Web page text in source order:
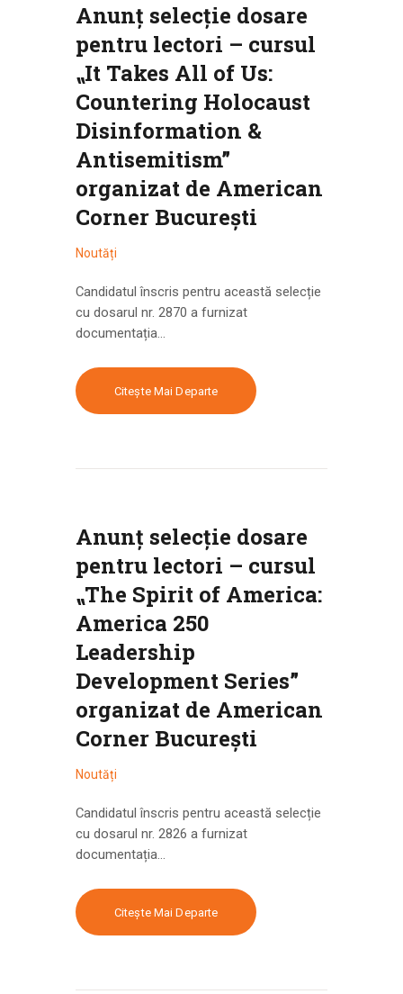
Anunț selecție dosare
pentru lectori – cursul
⹂It Takes All of Us:
Countering Holocaust
Disinformation &
Antisemitism”
organizat de American
Corner București
Noutăți
Candidatul înscris pentru această selecție
cu dosarul nr. 2870 a furnizat
documentația…
Citește Mai Departe
Anunț selecție dosare
pentru lectori – cursul
⹂The Spirit of America:
America 250
Leadership
Development Series”
organizat de American
Corner București
Noutăți
Candidatul înscris pentru această selecție
cu dosarul nr. 2826 a furnizat
documentația…
Citește Mai Departe